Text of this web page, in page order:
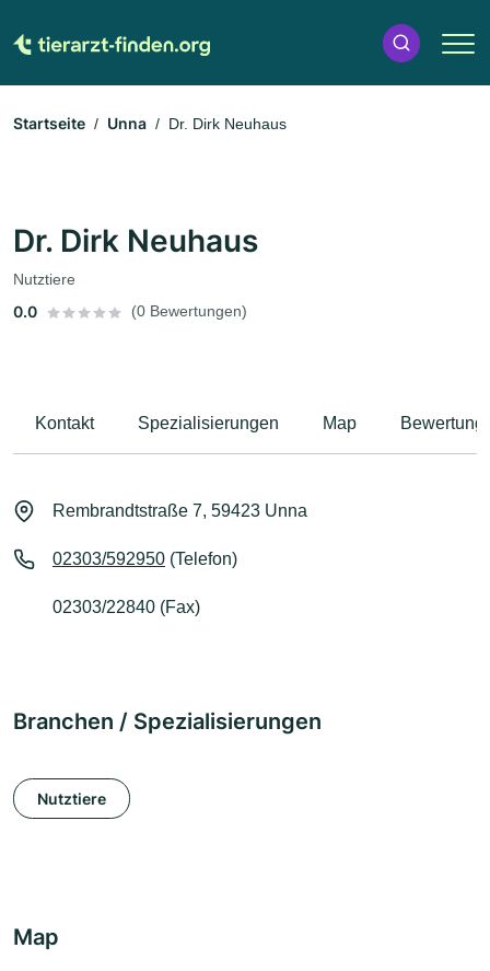
Startseite Unna Dr. Dirk Neuhaus
Dr. Dirk Neuhaus
Nutztiere
0.0 (0 Bewertungen)
Kontakt Spezialisierungen Map
Rembrandtstraße 7, 59423 Unna
02303/592950 (Telefon)
02303/22840 (Fax)
Branchen / Spezialisierungen
Nutztiere
Map